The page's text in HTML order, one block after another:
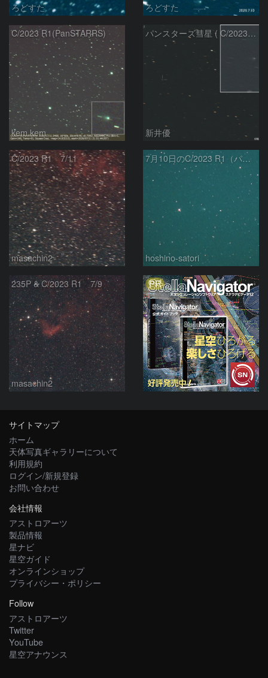
ろどすた ろどすた
C/2023 R1(PanSTARRS)
kem.kem
パンスターズ彗星 ( C/2023R1 ) ：2026/07/08
新井優
C/2023 R1 7/11
masachin2
7月10日のC/2023 R1（パンスターズ彗星）
hoshino-satori
235P & C/2023 R1 7/9
masachin2
PR
サイトマップ
ホーム
天体写真ギャラリーについて
利用規約
ログイン/新規登録
お問い合わせ
会社情報
アストロアーツ
製品情報
星ナビ
星空ガイド
オンラインショップ
プライバシー・ポリシー
Follow
アストロアーツ
Twitter
YouTube
星空アナウンス